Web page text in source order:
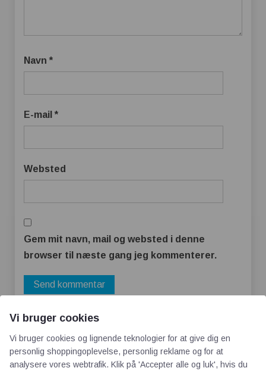
Navn *
E-mail *
Websted
Gem mit navn, mail og websted i denne
browser til næste gang jeg kommenterer.
Vi bruger cookies
Vi bruger cookies og lignende teknologier for at give dig en
personlig shoppingoplevelse, personlig reklame og for at
analysere vores webtrafik. Klik på 'Accepter alle og luk', hvis du